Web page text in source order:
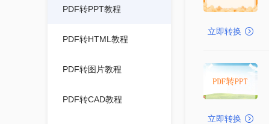
PDF转PPT教程
PDF转HTML教程
PDF转图片教程
PDF转CAD教程
立即转换
立即转换